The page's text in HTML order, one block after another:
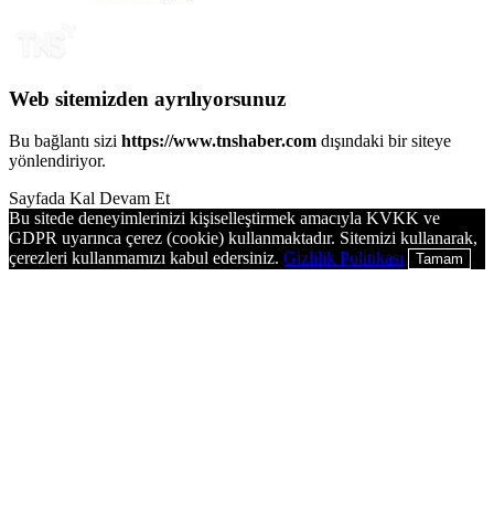
Web sitemizden ayrılıyorsunuz
Bu bağlantı sizi https://www.tnshaber.com dışındaki bir siteye
yönlendiriyor.
Sayfada Kal Devam Et
Bu sitede deneyimlerinizi kişiselleştirmek amacıyla KVKK ve
GDPR uyarınca çerez (cookie) kullanmaktadır. Sitemizi kullanarak,
çerezleri kullanmamızı kabul edersiniz. Gizlilik Politikası Tamam